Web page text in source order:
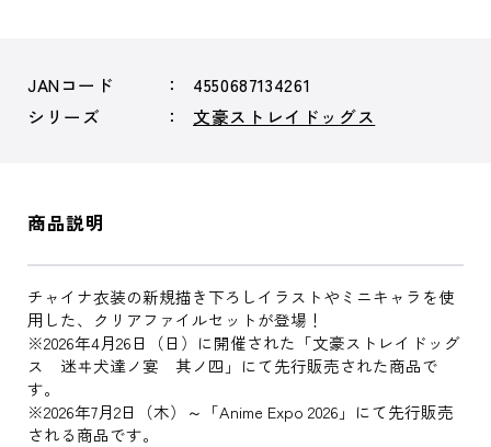
JANコード
4550687134261
シリーズ
文豪ストレイドッグス
商品説明
チャイナ衣装の新規描き下ろしイラストやミニキャラを使
用した、クリアファイルセットが登場！
※2026年4月26日（日）に開催された「文豪ストレイドッグ
ス 迷ヰ犬達ノ宴 其ノ四」にて先行販売された商品で
す。
※2026年7月2日（木）～「Anime Expo 2026」にて先行販売
される商品です。